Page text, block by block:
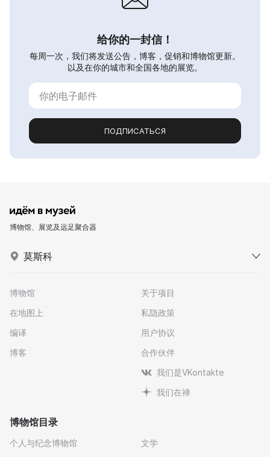
给你的一封信！
每周一次，我们将发送公告，博客，促销和博物馆更新。
以及在你的城市和全国各地的展览。
ПОДПИСАТЬСЯ
博物馆、展览及远足聚合器
莫斯科
博物馆
在地图上
编译
博客
关于项目
私隐政策
用户协议
合作伙伴
我们是VKontakte
我们在禅
博物馆目录
个人与纪念博物馆 文学